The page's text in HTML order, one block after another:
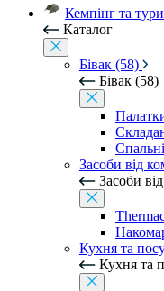
Кемпінг та
Каталог
Бівак (58)
Бівак (58)
Засоби від
Засоби
Кухня та
Кухня та